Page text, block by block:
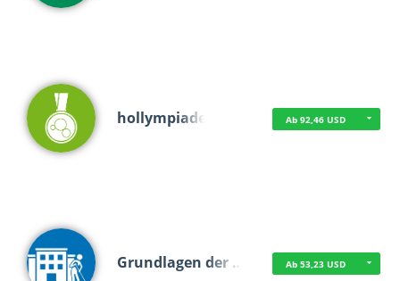
hollympiade Ab 92,46 USD
Grundlagen der … Ab 53,23 USD